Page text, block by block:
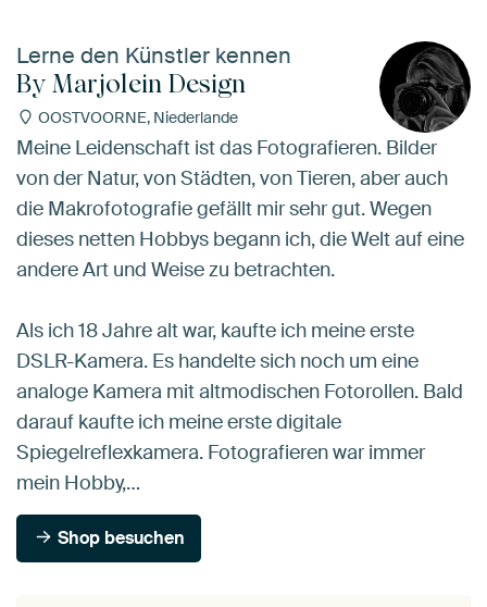
Lerne den Künstler kennen
By Marjolein Design
OOSTVOORNE, Niederlande
Meine Leidenschaft ist das Fotografieren. Bilder
von der Natur, von Städten, von Tieren, aber auch
die Makrofotografie gefällt mir sehr gut. Wegen
dieses netten Hobbys begann ich, die Welt auf eine
andere Art und Weise zu betrachten.
Als ich 18 Jahre alt war, kaufte ich meine erste
DSLR-Kamera. Es handelte sich noch um eine
analoge Kamera mit altmodischen Fotorollen. Bald
darauf kaufte ich meine erste digitale
Spiegelreflexkamera. Fotografieren war immer
mein Hobby,…
Shop besuchen